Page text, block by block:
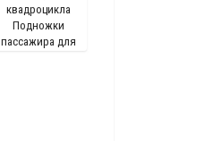
Подножки
пассажира для